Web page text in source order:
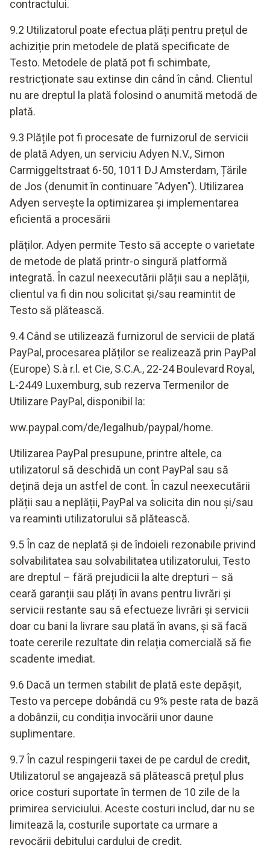
contractului.
9.2 Utilizatorul poate efectua plăți pentru prețul de
achiziție prin metodele de plată specificate de
Testo. Metodele de plată pot fi schimbate,
restricționate sau extinse din când în când. Clientul
nu are dreptul la plată folosind o anumită metodă de
plată.
9.3 Plățile pot fi procesate de furnizorul de servicii
de plată Adyen, un serviciu Adyen N.V., Simon
Carmiggeltstraat 6-50, 1011 DJ Amsterdam, Țările
de Jos (denumit în continuare "Adyen"). Utilizarea
Adyen servește la optimizarea și implementarea
eficientă a procesării
plăților. Adyen permite Testo să accepte o varietate
de metode de plată printr-o singură platformă
integrată. În cazul neexecutării plății sau a neplății,
clientul va fi din nou solicitat și/sau reamintit de
Testo să plătească.
9.4 Când se utilizează furnizorul de servicii de plată
PayPal, procesarea plăților se realizează prin PayPal
(Europe) S.à r.l. et Cie, S.C.A., 22-24 Boulevard Royal,
L-2449 Luxemburg, sub rezerva Termenilor de
Utilizare PayPal, disponibil la:
ww.paypal.com/de/legalhub/paypal/home.
Utilizarea PayPal presupune, printre altele, ca
utilizatorul să deschidă un cont PayPal sau să
dețină deja un astfel de cont. În cazul neexecutării
plății sau a neplății, PayPal va solicita din nou și/sau
va reaminti utilizatorului să plătească.
9.5 În caz de neplată și de îndoieli rezonabile privind
solvabilitatea sau solvabilitatea utilizatorului, Testo
are dreptul – fără prejudicii la alte drepturi – să
ceară garanții sau plăți în avans pentru livrări și
servicii restante sau să efectueze livrări și servicii
doar cu bani la livrare sau plată în avans, și să facă
toate cererile rezultate din relația comercială să fie
scadente imediat.
9.6 Dacă un termen stabilit de plată este depășit,
Testo va percepe dobândă cu 9% peste rata de bază
a dobânzii, cu condiția invocării unor daune
suplimentare.
9.7 În cazul respingerii taxei de pe cardul de credit,
Utilizatorul se angajează să plătească prețul plus
orice costuri suportate în termen de 10 zile de la
primirea serviciului. Aceste costuri includ, dar nu se
limitează la, costurile suportate ca urmare a
revocării debitului cardului de credit.